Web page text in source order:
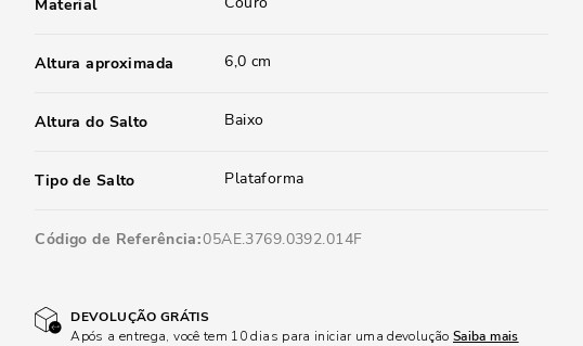
Material
Altura aproximada 6,0 cm
Altura do Salto Baixo
Tipo de Salto Plataforma
Código de Referência 05AE.3769.0392.014F
DEVOLUÇÃO GRÁTIS
Após a entrega, você tem 10 dias para iniciar uma devolução Saiba mais